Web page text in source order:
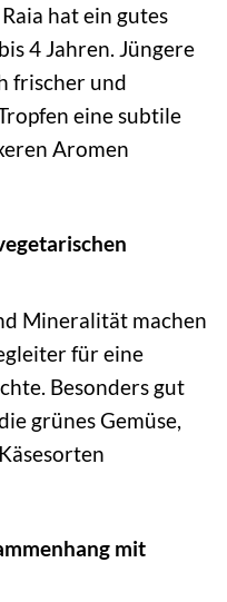
hat ein gutes
4 Jahren. Jüngere
frischer und
eine subtile
Aromen
Mineralität machen
für eine
Besonders gut
grünes Gemüse,
mit